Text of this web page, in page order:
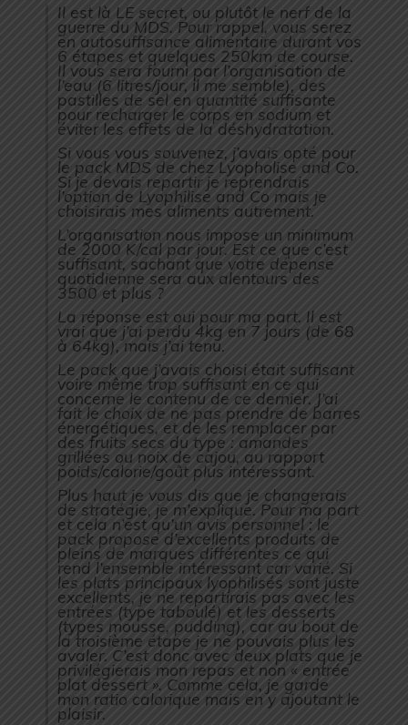
Il est là LE secret, ou plutôt le nerf de la
guerre du MDS. Pour rappel, vous serez
en autosuffisance alimentaire durant vos
6 étapes et quelques 250km de course.
Il vous sera fourni par l’organisation de
l’eau (6 litres/jour, il me semble), des
pastilles de sel en quantité suffisante
pour recharger le corps en sodium et
éviter les effets de la déshydratation.
Si vous vous souvenez, j’avais opté pour
le pack MDS de chez Lyopholise and Co.
Si je devais repartir je reprendrais
l’option de Lyophilise and Co mais je
choisirais mes aliments autrement.
L’organisation nous impose un minimum
de 2000 K/cal par jour. Est ce que c’est
suffisant, sachant que votre dépense
quotidienne sera aux alentours des
3500 et plus ?
La réponse est oui pour ma part. Il est
vrai que j’ai perdu 4kg en 7 jours (de 68
à 64kg), mais j’ai tenu.
Le pack que j’avais choisi était suffisant
voire même trop suffisant en ce qui
concerne le contenu de ce dernier. J’ai
fait le choix de ne pas prendre de barres
énergétiques, et de les remplacer par
des fruits secs du type : amandes
grillées ou noix de cajou, au rapport
poids/calorie/goût plus intéressant.
Plus haut je vous dis que je changerais
de stratégie, je m’explique. Pour ma part
et cela n’est qu’un avis personnel : le
pack propose d’excellents produits de
pleins de marques différentes ce qui
rend l’ensemble intéressant car varié. Si
les plats principaux lyophilisés sont juste
excellents, je ne repartirais pas avec les
entrées (type taboulé) et les desserts
(types mousse, pudding), car au bout de
la troisième étape je ne pouvais plus les
avaler. C’est donc avec deux plats que je
privilégierais mon repas et non « entrée
plat dessert ». Comme cela, je garde
mon ratio calorique mais en y ajoutant le
plaisir.